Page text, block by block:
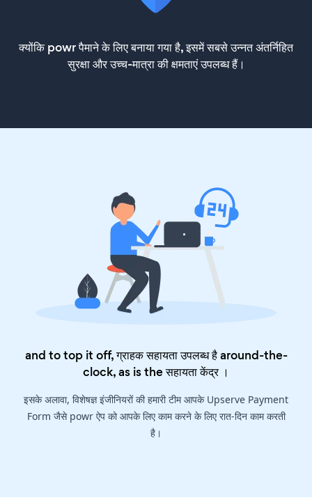
क्योंकि powr पैमाने के लिए बनाया गया है, इसमें सबसे उन्नत अंतर्निहित
सुरक्षा और उच्च-मात्रा की क्षमताएं उपलब्ध हैं।
and to top it off, ग्राहक सहायता उपलब्ध है around-the-
clock, as is theसहायता केंद्र।
इसके अलावा, विशेषज्ञ इंजीनियरों की हमारी टीम आपके Upserve Payment
Form जैसे powr ऐप को आपके लिए काम करने के लिए रात-दिन काम करती
है।